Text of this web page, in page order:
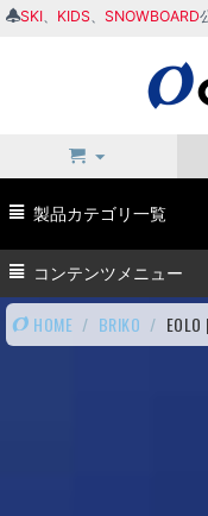
SKI KIDS SNOWBOARD
製品カテゴリ一覧
コンテンツメニュー
HOME / BRIKO /